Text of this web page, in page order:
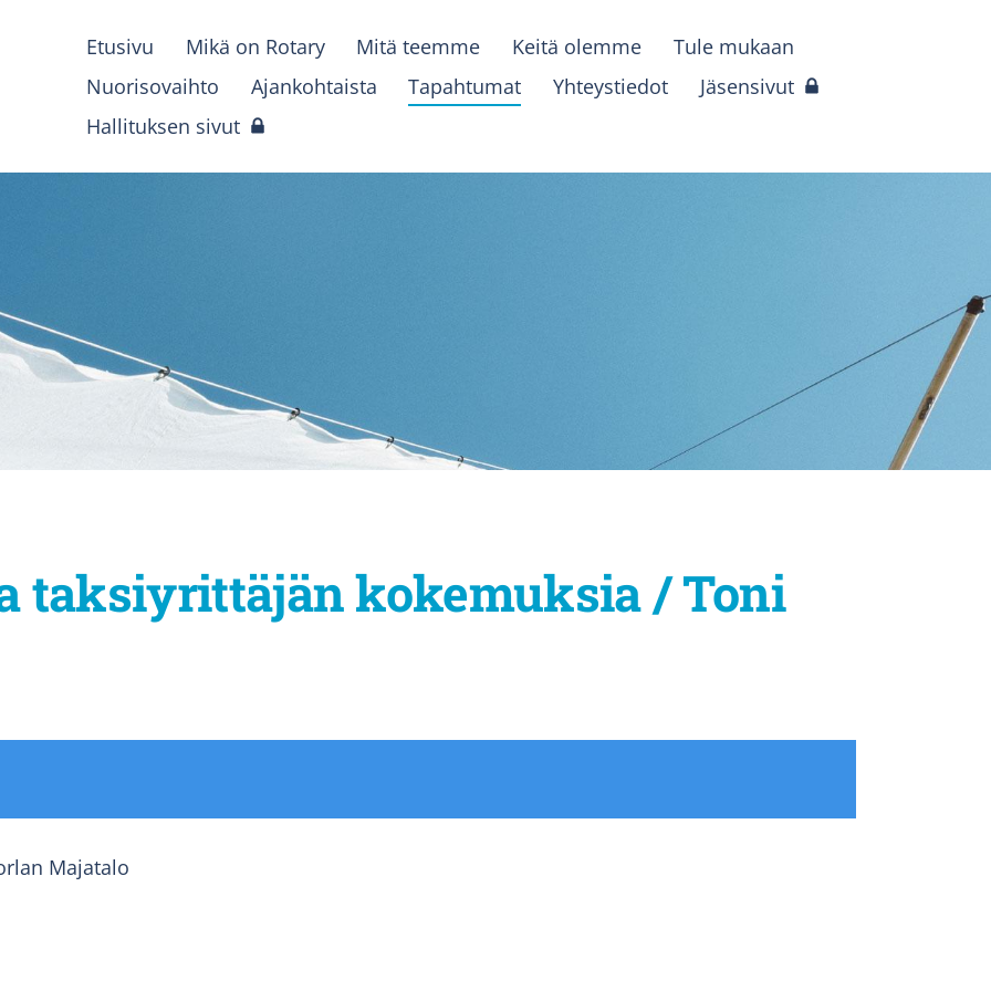
Etusivu Mikä on Rotary Mitä teemme Keitä olemme
Tule mukaan
Nuorisovaihto
Ajankohtaista Tapahtumat Yhteystiedot
Jäsensivut
Hallituksen sivut
taksiyrittäjän kokemuksia / Toni
Majatalo